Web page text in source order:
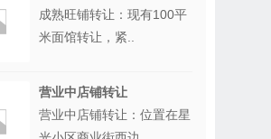
成熟旺铺转让：现有100平
米面馆转让，紧..
营业中店铺转让
营业中店铺转让：位置在星